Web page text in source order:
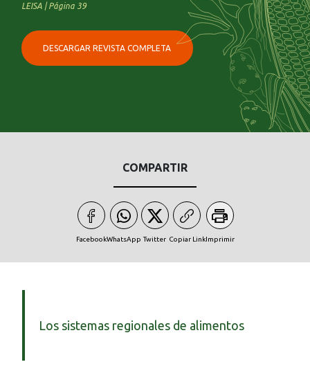
LEISA | Página 39
DESCARGAR REVISTA COMPLETA
COMPARTIR
FacebookWhatsApp Twitter Copiar LinkImprimir
Los sistemas regionales de alimentos